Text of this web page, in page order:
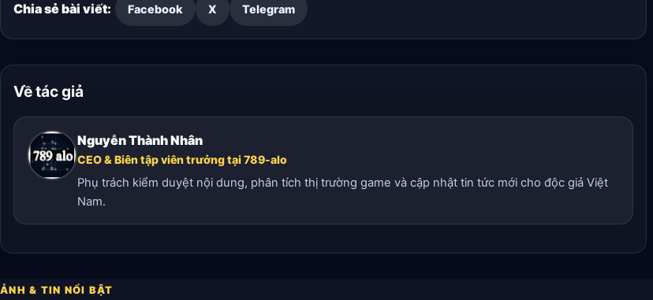
Chia sẻ bài viết: Facebook X Telegram
Về tác giả
Nguyễn Thành Nhân
CEO & Biên tập viên trưởng tại 789-alo
Phụ trách kiểm duyệt nội dung, phân tích thị trường game và cập nhật tin tức mới cho độc giả Việt
Nam.
ẢNH & TIN NỔI BẬT